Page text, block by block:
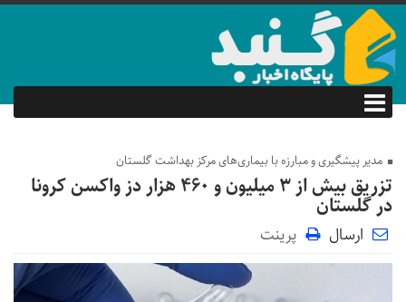
مدیر پیشگیری و مبارزه با بیماری‌های مرکز بهداشت گلستان
تزریق بیش از ۳ میلیون و ۴۶۰ هزار دز واکسن کرونا
در گلستان
ارسال پرینت